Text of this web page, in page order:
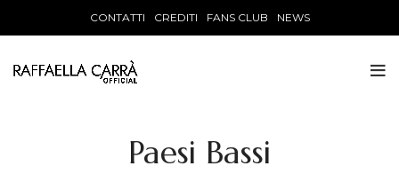
CONTATTI CREDITI FANS CLUB NEWS
Paesi Bassi